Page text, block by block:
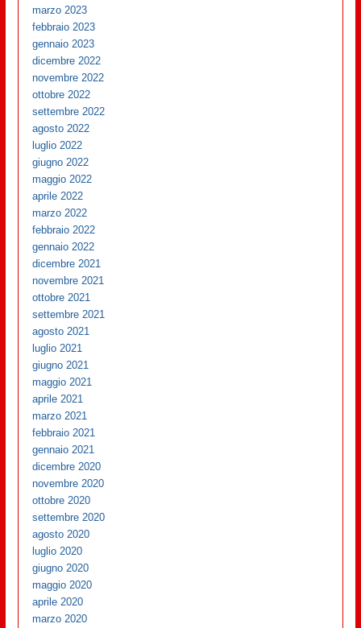
marzo 2023
febbraio 2023
gennaio 2023
dicembre 2022
novembre 2022
ottobre 2022
settembre 2022
agosto 2022
luglio 2022
giugno 2022
maggio 2022
aprile 2022
marzo 2022
febbraio 2022
gennaio 2022
dicembre 2021
novembre 2021
ottobre 2021
settembre 2021
agosto 2021
luglio 2021
giugno 2021
maggio 2021
aprile 2021
marzo 2021
febbraio 2021
gennaio 2021
dicembre 2020
novembre 2020
ottobre 2020
settembre 2020
agosto 2020
luglio 2020
giugno 2020
maggio 2020
aprile 2020
marzo 2020